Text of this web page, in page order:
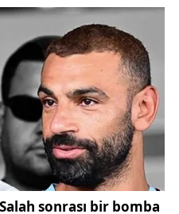
dikkatini çekti. İş
köy okulundaki
karar
100 adet ahşap kızak
hazır hale getirildi.
Yılmaz Şimşek’in
Şimşek, Beypınar
Koç İlk ve
öğrenciler, öğretmenler